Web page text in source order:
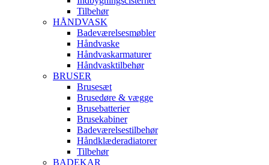
Tilbehør
HÅNDVASK
Badeværelsesmøbler
Håndvaske
Håndvaskarmaturer
Håndvasktilbehør
BRUSER
Brusesæt
Brusedøre & vægge
Brusebatterier
Brusekabiner
Badeværelsestilbehør
Håndklæderadiatorer
Tilbehør
BADEKAR